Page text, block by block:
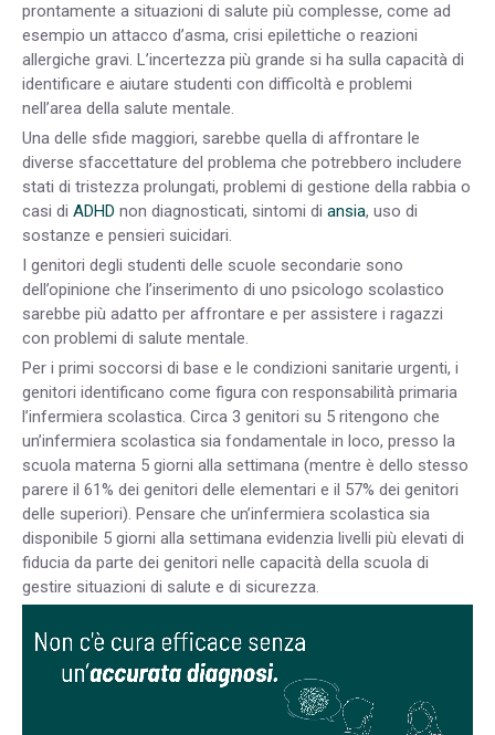
prontamente a situazioni di salute più complesse, come ad
esempio un attacco d’asma, crisi epilettiche o reazioni
allergiche gravi. L’incertezza più grande si ha sulla capacità di
identificare e aiutare studenti con difficoltà e problemi
nell’area della salute mentale.
Una delle sfide maggiori, sarebbe quella di affrontare le
diverse sfaccettature del problema che potrebbero includere
stati di tristezza prolungati, problemi di gestione della rabbia o
casi di ADHD non diagnosticati, sintomi di ansia, uso di
sostanze e pensieri suicidari.
I genitori degli studenti delle scuole secondarie sono
dell’opinione che l’inserimento di uno psicologo scolastico
sarebbe più adatto per affrontare e per assistere i ragazzi
con problemi di salute mentale.
Per i primi soccorsi di base e le condizioni sanitarie urgenti, i
genitori identificano come figura con responsabilità primaria
l’infermiera scolastica. Circa 3 genitori su 5 ritengono che
un’infermiera scolastica sia fondamentale in loco, presso la
scuola materna 5 giorni alla settimana (mentre è dello stesso
parere il 61% dei genitori delle elementari e il 57% dei genitori
delle superiori). Pensare che un’infermiera scolastica sia
disponibile 5 giorni alla settimana evidenzia livelli più elevati di
fiducia da parte dei genitori nelle capacità della scuola di
gestire situazioni di salute e di sicurezza.